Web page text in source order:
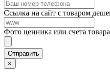
Ссылка на сайт с товаром
Фото ценника или счета
×